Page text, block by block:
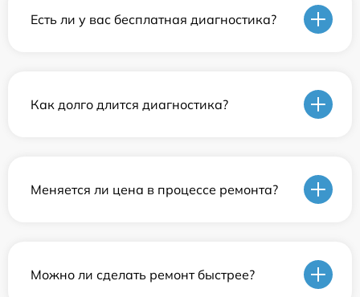
Есть ли у вас бесплатная диагностика?
Как долго длится диагностика?
Меняется ли цена в процессе ремонта?
Можно ли сделать ремонт быстрее?